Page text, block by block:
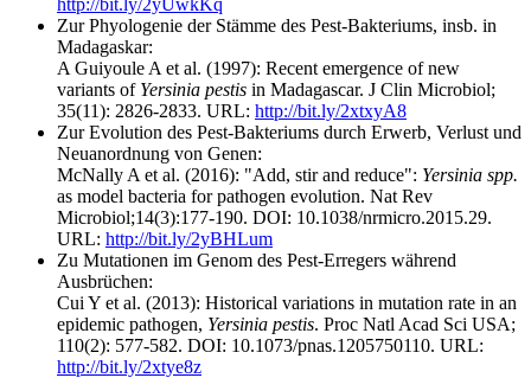
Zur Phyologenie der Stämme des Pest-Bakteriums, insb. in
Madagaskar:
A Guiyoule A et al. (1997): Recent emergence of new
variants of Yersinia pestis in Madagascar. J Clin Microbiol;
35(11): 2826-2833. URL: http://bit.ly/2xtxyA8
Zur Evolution des Pest-Bakteriums durch Erwerb, Verlust und
Neuanordnung von Genen:
McNally A et al. (2016): "Add, stir and reduce": Yersinia spp.
as model bacteria for pathogen evolution. Nat Rev
Microbiol;14(3):177-190. DOI: 10.1038/nrmicro.2015.29.
URL: http://bit.ly/2yBHLum
Zu Mutationen im Genom des Pest-Erregers während
Ausbrüchen:
Cui Y et al. (2013): Historical variations in mutation rate in an
epidemic pathogen, Yersinia pestis. Proc Natl Acad Sci USA;
110(2): 577-582. DOI: 10.1073/pnas.1205750110. URL:
http://bit.ly/2xtye8z